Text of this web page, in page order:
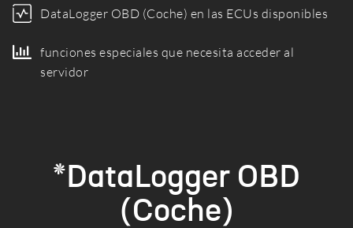
DataLogger OBD (Coche) en las ECUs disponibles
funciones especiales que necesita acceder al
servidor
*DataLogger OBD
(Coche)